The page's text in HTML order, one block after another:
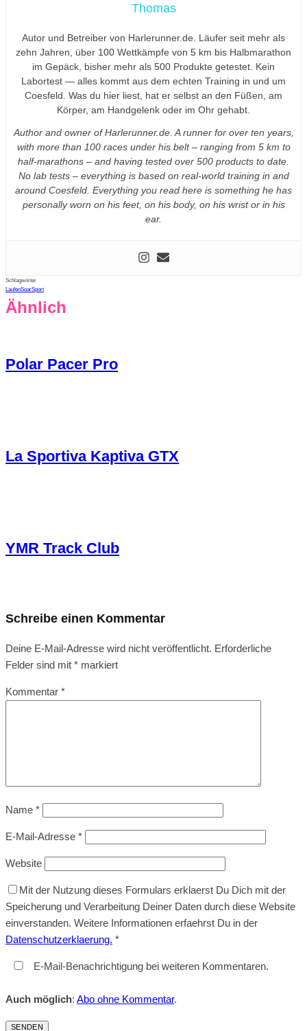
Thomas
Autor und Betreiber von Harlerunner.de. Läufer seit mehr als
zehn Jahren, über 100 Wettkämpfe von 5 km bis Halbmarathon
im Gepäck, bisher mehr als 500 Produkte getestet. Kein
Labortest — alles kommt aus dem echten Training in und um
Coesfeld. Was du hier liest, hat er selbst an den Füßen, am
Körper, am Handgelenk oder im Ohr gehabt.
Author and owner of Harlerunner.de. A runner for over ten years,
with more than 100 races under his belt – ranging from 5 km to
half-marathons – and having tested over 500 products to date.
No lab tests – everything is based on real-world training in and
around Coesfeld. Everything you read here is something he has
personally worn on his feet, on his body, on his wrist or in his
ear.
Schlagwörter
LaufenSoarSport
Ähnlich
Polar Pacer Pro
La Sportiva Kaptiva GTX
YMR Track Club
Schreibe einen Kommentar
Deine E-Mail-Adresse wird nicht veröffentlicht. Erforderliche
Felder sind mit * markiert
Kommentar *
Name *
E-Mail-Adresse *
Website
Mit der Nutzung dieses Formulars erklaerst Du Dich mit der
Speicherung und Verarbeitung Deiner Daten durch diese Website
einverstanden. Weitere Informationen erfaehrst Du in der
Datenschutzerklaerung. *
E-Mail-Benachrichtigung bei weiteren Kommentaren.
Auch möglich: Abo ohne Kommentar.